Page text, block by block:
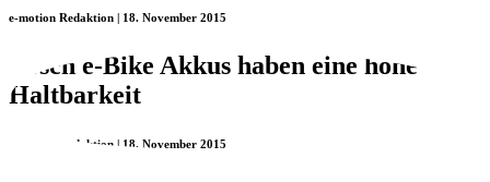
e-motion Redaktion | 18. November 2015
Bosch e-Bike Akkus haben eine hohe
Haltbarkeit
e-motion Redaktion | 18. November 2015